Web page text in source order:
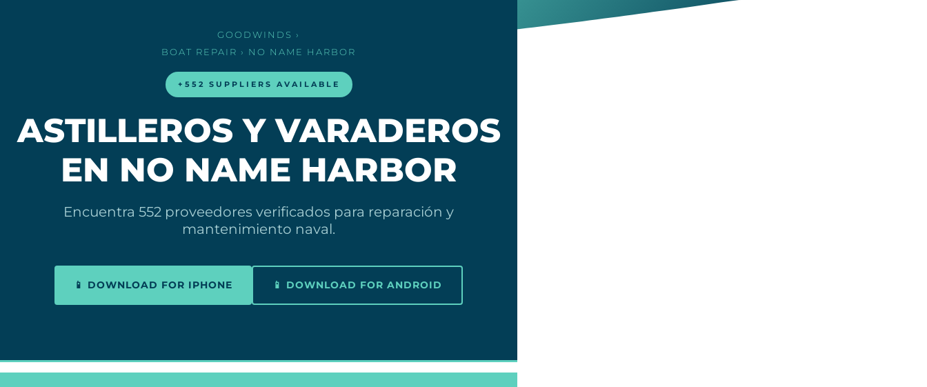
GOODWINDS ›
BOAT REPAIR › NO NAME HARBOR
+552 SUPPLIERS AVAILABLE
ASTILLEROS Y VARADEROS
EN NO NAME HARBOR
Encuentra 552 proveedores verificados para reparación y
mantenimiento naval.
📱 DOWNLOAD FOR IPHONE 📱 DOWNLOAD FOR ANDROID